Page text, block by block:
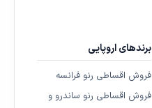
برندهای اروپایی
فروش اقساطی رنو فرانسه
فروش اقساطی رنو ساندرو و